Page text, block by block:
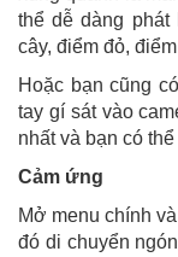
thể dễ dàng phát
cây, điểm đỏ,
Hoặc bạn cũng
tay gí sát vào
nhất và bạn có
Cảm ứng
Mở menu chính
đó di chuyển